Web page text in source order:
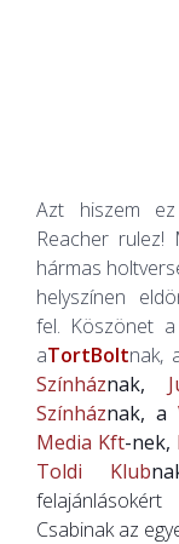
Azt hiszem
Reacher rulez!
hármas
helyszínen
fel. Köszönet a
aTortBoltnak,
Színháznak,
Színháznak, a
Media Kft-nek,
Toldi Klub
Csabinak az